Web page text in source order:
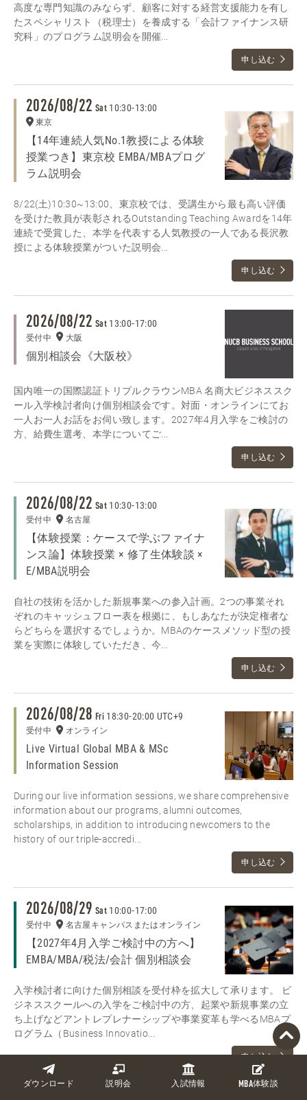
ダウンロード 説明会 入試情報 MBA体験談
高度な専門知識のみならず、顧客に対する経営支援能力を有し
たスペシャリスト（税理士）を養成する「会計ファイナンス研
究科」のプログラム説明会を開催...
申し込む
2026/08/22 Sat 10:30-13:00
東京
【14年連続人気No.1教授による体験
授業つき】東京校 EMBA/MBAプログ
ラム説明会
8/22(土)10:30~13:00、東京校では、受講生から最も高い評価
を受けた教員が表彰されるOutstanding Teaching Awardを14年
連続で受賞した、本学を代表する人気教授の一人である長沢教
授による体験授業がついた説明会...
申し込む
2026/08/22 Sat 13:00-17:00
受付中 大阪
個別相談会《大阪校》
国内唯一の国際認証トリプルクラウンMBA 名商大ビジネススク
ール入学検討者向け個別相談会です。対面・オンラインにてお
一人お一人お話をお伺い致します。2027年4月入学をご検討の
方、給費生選考、本学についてご...
申し込む
2026/08/22 Sat 10:30-13:00
受付中 名古屋
【体験授業：ケースで学ぶファイナ
ンス論】体験授業 × 修了生体験談 ×
E/MBA説明会
自社の技術を活かした新規事業への参入計画。2つの事業それ
ぞれのキャッシュフロー表を根拠に、もしあなたが決定権者な
らどちらを選択するでしょうか。MBAのケースメソッド型の授
業を実際に体験していただき、今...
申し込む
2026/08/28 Fri 18:30-20:00 UTC+9
受付中 オンライン
Live Virtual Global MBA & MSc
Information Session
During our live information sessions, we share comprehensive
information about our programs, alumni outcomes,
scholarships, in addition to introducing newcomers to the
history of our triple-accredi...
申し込む
2026/08/29 Sat 10:00-17:00
受付中 名古屋キャンパスまたはオンライン
【2027年4月入学ご検討中の方へ】
EMBA/MBA/税法/会計 個別相談会
入学検討者に向けた個別相談を受付枠を拡大して承ります。 ビ
ジネススクールへの入学をご検討中の方、起業や新規事業の立
ち上げなどアントレプレナーシップや事業変革も学べるMBAプ
ログラム（Business Innovatio...
申し込む